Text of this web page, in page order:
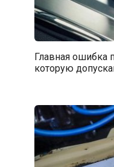
Главная ошибка
которую